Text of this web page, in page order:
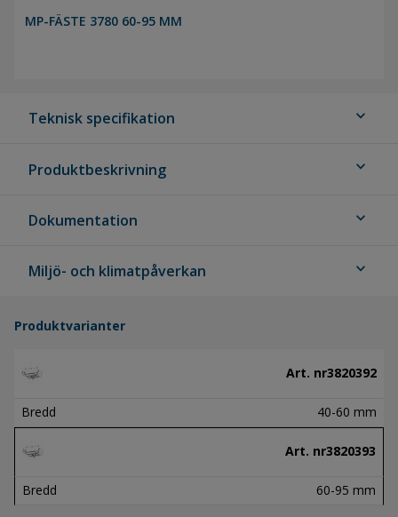
MP-FÄSTE 3780 60-95 MM
Teknisk specifikation expand_more
Produktbeskrivning expand_more
Dokumentation expand_more
Miljö- och klimatpåverkan expand_more
Produktvarianter
Art. nr3820392
Bredd 40-60 mm
Art. nr3820393
Bredd 60-95 mm